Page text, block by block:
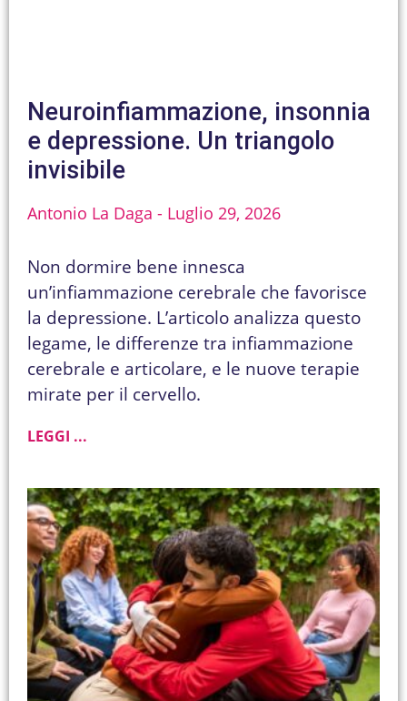
Neuroinfiammazione, insonnia
e depressione. Un triangolo
invisibile
Antonio La Daga Luglio 29, 2026
Non dormire bene innesca
un’infiammazione cerebrale che favorisce
la depressione. L’articolo analizza questo
legame, le differenze tra infiammazione
cerebrale e articolare, e le nuove terapie
mirate per il cervello.
LEGGI ...